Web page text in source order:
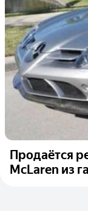
Продаётся
McLaren из